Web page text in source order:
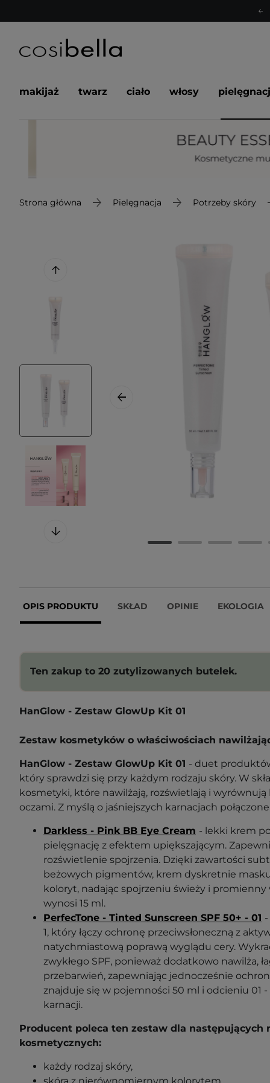
makijaż twarz ciało włosy
Strona główna Pielęgnacja Potrzeby skóry
OPIS PRODUKTU SKŁAD OPINIE EKOLOGIA
Ten zakup to 20 zutylizowanych butelek.
HanGlow - Zestaw GlowUp Kit 01
Zestaw kosmetyków o właściwościach
HanGlow - Zestaw GlowUp Kit 01 - duet
który sprawdzi się przy każdym rodzaju skóry. W
kosmetyki, które nawilżają, rozświetlają i
oczami. Z myślą o jaśniejszych karnacjach połączone
Darkless - Pink BB Eye Cream - lekki krem
pielęgnację z efektem upiększającym.
rozświetlenie spojrzenia. Dzięki zawartości
beżowych pigmentów, krem dyskretnie
koloryt, nadając spojrzeniu świeży i
wynosi 15 ml.
PerfecTone - Tinted Sunscreen SPF 50+ - 01
1, który łączy ochronę przeciwsłoneczną z
natychmiastową poprawą wyglądu cery.
zwykłego SPF, ponieważ dodatkowo nawilża,
przebarwień, zapewniając jednocześnie
znajduje się w pojemności 50 ml i odcieniu 01
karnacji.
Producent poleca ten zestaw dla następujących
kosmetycznych:
każdy rodzaj skóry,
skóra z nierównomiernym kolorytem,